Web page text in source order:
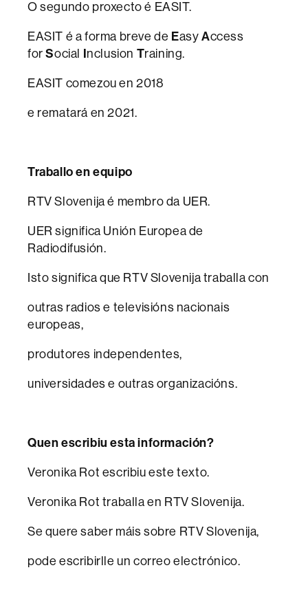
O segundo proxecto é EASIT.
EASIT é a forma breve de EasyAccess
forSocial Inclusion Training.
EASIT comezou en 2018
e rematará en 2021.
Traballo en equipo
RTV Slovenija é membro da UER.
UER significa Unión Europea de
Radiodifusión.
Isto significa que RTV Slovenija traballa con
outras radios e televisións nacionais
europeas,
produtores independentes,
universidades e outras organizacións.
Quen escribiu esta información?
Veronika Rot escribiu este texto.
Veronika Rot traballa en RTV Slovenija.
Se quere saber máis sobre RTV Slovenija,
pode escribirlle un correo electrónico.